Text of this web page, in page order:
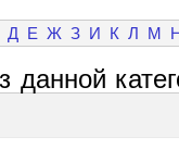
Д Е Ж З И К Л М
данной